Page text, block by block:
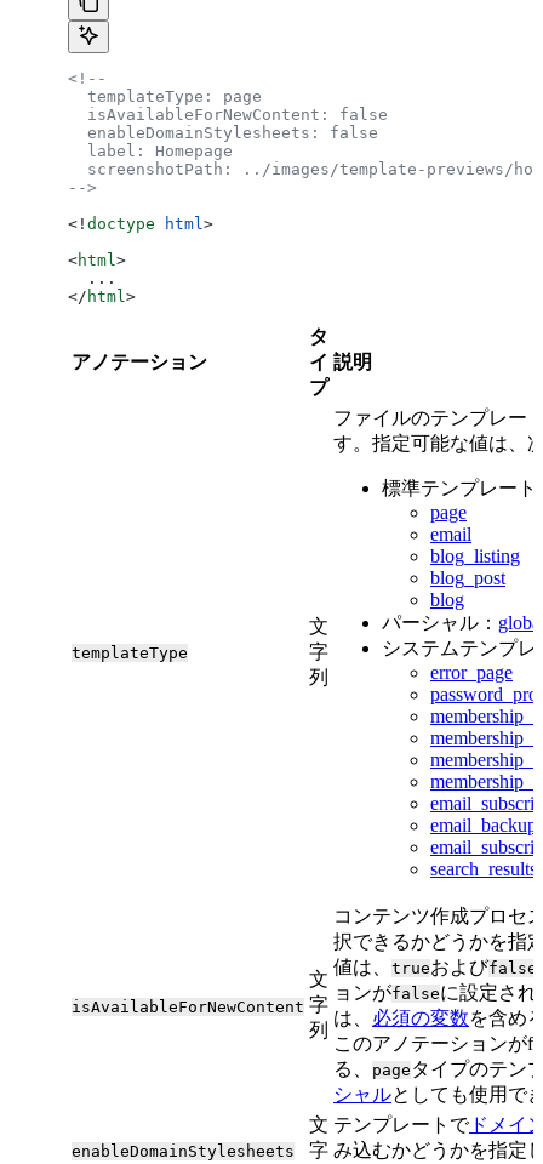
<!--
  templateType: page
  isAvailableForNewContent: false
  enableDomainStylesheets: false
  label: Homepage
screenshotPath: ../images/template-previews/
-->
<! doctype html >
<html >
  ...
</ html >
アノテーション
タ
イ
プ
説明
templateType
文
字
列
ファイルのテンプレー
す。指定可能な値は、
標準テンプレート
page
email
blog_listing
blog_post
blog
パーシャル：
システムテンプレ
error_page
isAvailableForNewContent
文
字
列
コンテンツ作成プロセ
択できるかどうかを指
値は、 trueおよびfalse
ョンがfalseに設定さ
は、 必須の変数を含め
このアノテーションが
る、
page タイプのテン
シャルとしても使用で
enableDomainStylesheets
文
字
テンプレートでドメイ
み込むかどうかを指定